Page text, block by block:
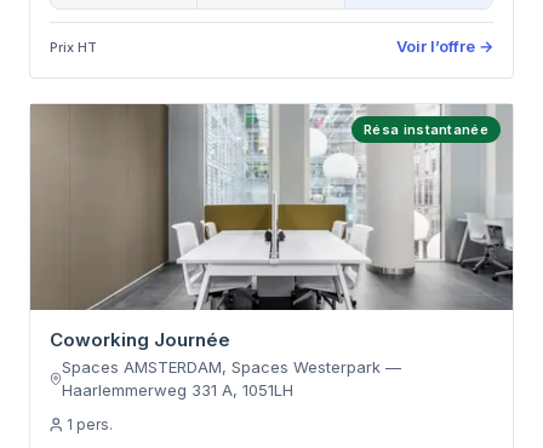
Prix HT Voir l’offre →
Résa instantanée
Coworking Journée
Spaces AMSTERDAM, Spaces Westerpark —
Haarlemmerweg 331 A,1051LH
1 pers.